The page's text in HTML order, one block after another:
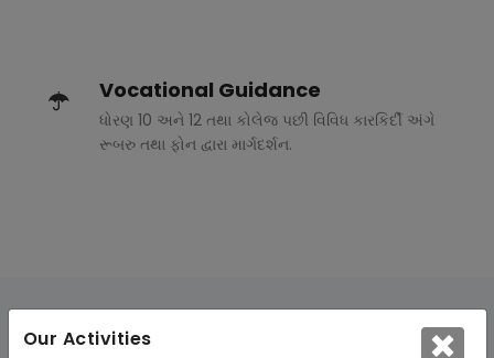
Our Activities
Vocational Guidance
ધોરણ 10 અને 12 તથા કોલેજ પછી વિવિધ કારકિર્દી અંગે
રૂબરુ તથા ફોન દ્વારા માર્ગદર્શન.